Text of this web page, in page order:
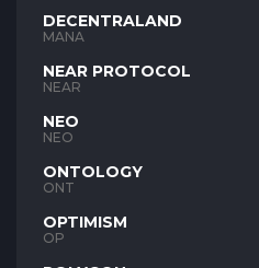
DECENTRALAND
MANA
NEAR PROTOCOL
NEAR
NEO
NEO
ONTOLOGY
ONT
OPTIMISM
OP